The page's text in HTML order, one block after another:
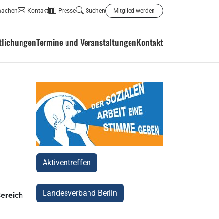
Kontakt Presse Suchen Mitglied werden
Termine und VeranstaltungenKontakt
Aktiventreffen
Landesverband Berlin